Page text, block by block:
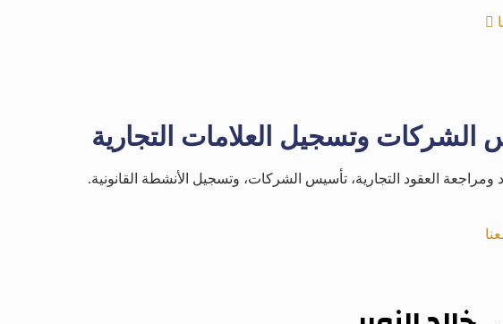
الشركات وتسجيل العلامات التجارية
ومراجعة العقود التجارية، تأسيس الشركات، وتسجيل الأنشطة القانونية.